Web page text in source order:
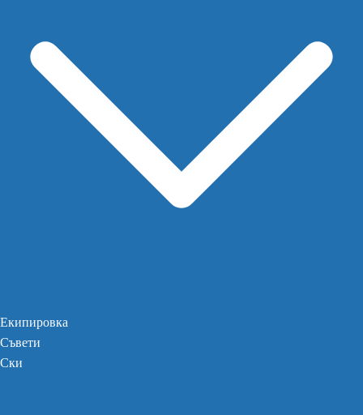
Екипировка
Съвети
Ски